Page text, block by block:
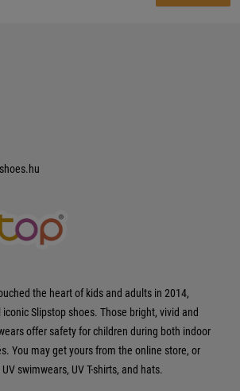
the heart of kids and adults in 2014,
Slipstop shoes. Those bright, vivid and
offer safety for children during both indoor
You may get yours from the online store, or
swimwears, UV T-shirts, and hats.